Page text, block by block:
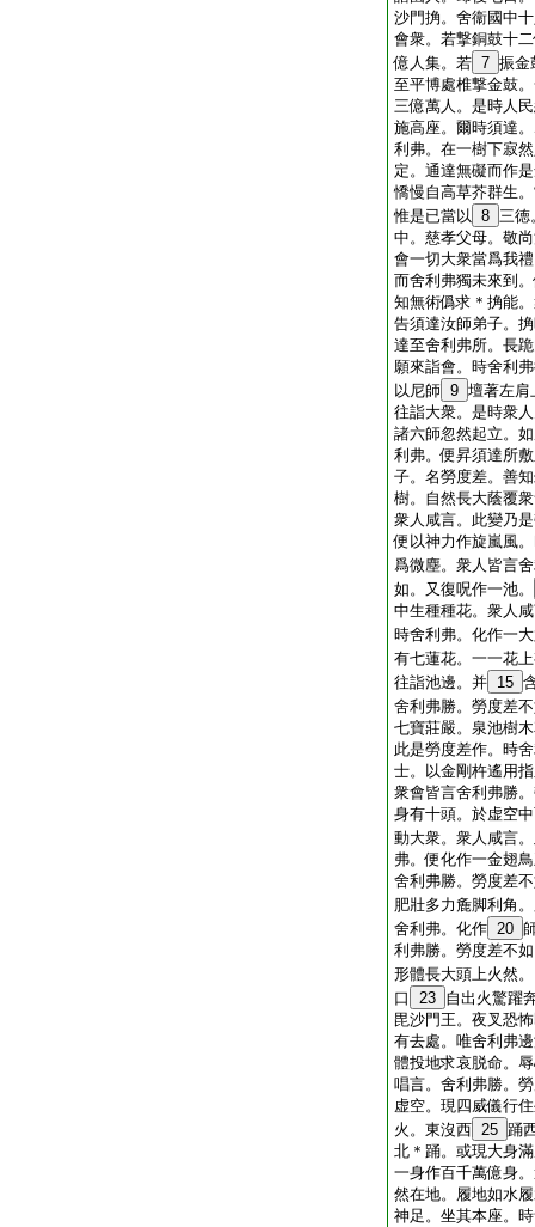
沙門捔。舍衞國中
會衆。若撃銅鼓十
億人集。若 7 振金
至平博處椎撃金鼓
三億萬人。是時人
施高座。爾時須達
利弗。在一樹下寂
定。通達無礙而作
憍慢自高草芥群生
惟是已當以 8 三徳
中。慈孝父母。敬
會一切大衆當爲我
而舍利弗獨未來到
知無術僞求＊捔能
告須達汝師弟子。
達至舍利弗所。長
願來詣會。時舍利
以尼師 9 壇著左肩
往詣大衆。是時衆
諸六師忽然起立。
利弗。便昇須達所
子。名勞度差。善
樹。自然長大蔭覆
衆人咸言。此變乃
便以神力作旋嵐風
爲微塵。衆人皆言
如。又復呪作一池。
中生種種花。衆人
時舍利弗。化作一
有七蓮花。一一花
往詣池邊。并 15
舍利弗勝。勞度差
七寶莊嚴。泉池樹
此是勞度差作。時
士。以金剛杵遙用
衆會皆言舍利弗勝
身有十頭。於虚空
動大衆。衆人咸言
弗。便化作一金翅
舍利弗勝。勞度差
肥壯多力麁脚利角
舍利弗。化作 20
利弗勝。勞度差不
形體長大頭上火然
口
23 自出火驚躍
毘沙門王。夜叉恐
有去處。唯舍利弗
體投地求哀脱命。
唱言。舍利弗勝。
虚空。現四威儀行
火。東沒西 25 踊
北＊踊。或現大身
一身作百千萬億身
然在地。履地如水
神足。坐其本座。